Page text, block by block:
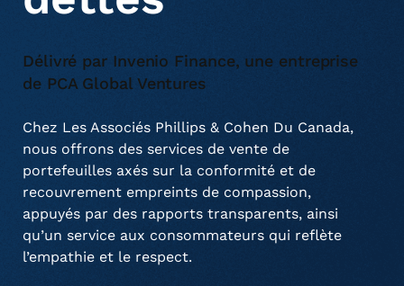
Commercial
Vente au détail aux consommateurs
Émetteurs de cartes de crédit
Services financiers
Communiqués de presse
Mentions dans les médias
À propos de nous
Présence mondiale
Carrières
Délivré par Invenio Finance, une entreprise
de PCA Global Ventures
Chez Les Associés Phillips & Cohen Du Canada,
nous offrons des services de vente de
portefeuilles axés sur la conformité et de
recouvrement empreints de compassion,
appuyés par des rapports transparents, ainsi
qu’un service aux consommateurs qui reflète
l’empathie et le respect.